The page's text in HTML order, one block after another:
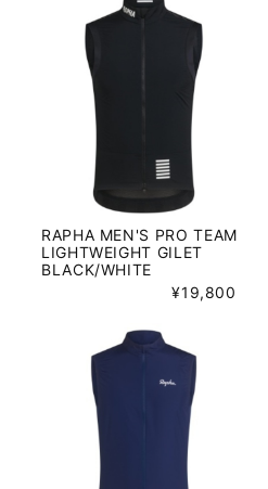
RAPHA MEN'S PRO TEAM
LIGHTWEIGHT GILET
BLACK/WHITE
¥19,800